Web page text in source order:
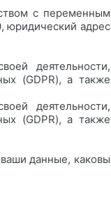
с переменным
юридический адрес
деятельности,
(GDPR), а также
деятельности,
(GDPR), а также
данные, каковы